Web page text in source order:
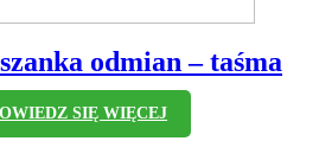
odmian – taśma
SIĘ WIĘCEJ